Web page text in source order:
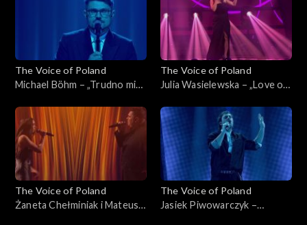
The Voice of Poland
Michael Böhm – „Trudno mi
Poland”, Live 2, 15 listopada
2025
The Voice of Poland
Julia Wasielewska – „Love on
Live 2, 15 listopada 2025
The Voice of Poland
Żaneta Chełminiak i Mateusz
The Voice of Poland
Jasiek Piwowarczyk –